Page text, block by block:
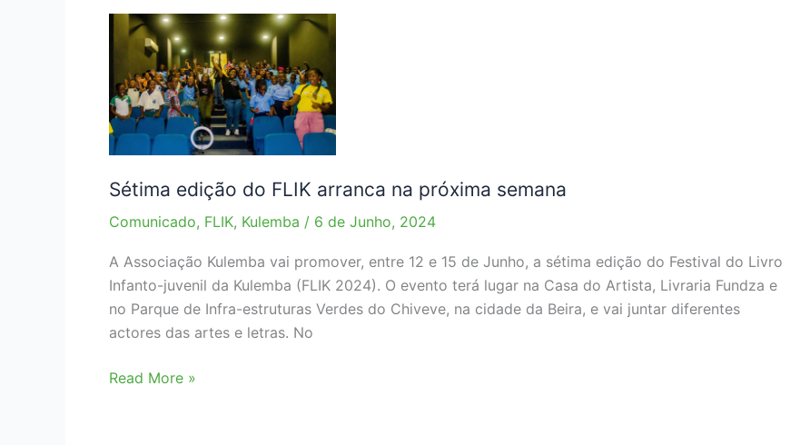
de
Sofala”
FLIK
2024
Sétima edição do FLIK arranca na próxima semana
Comunicado, FLIK, Kulemba / 6 de Junho, 2024
A Associação Kulemba vai promover, entre 12 e 15 de Junho, a sétima edição do Festival do Livro
Infanto-juvenil da Kulemba (FLIK 2024). O evento terá lugar na Casa do Artista, Livraria Fundza e
no Parque de Infra-estruturas Verdes do Chiveve, na cidade da Beira, e vai juntar diferentes
actores das artes e letras. No
Sétima
Read More »